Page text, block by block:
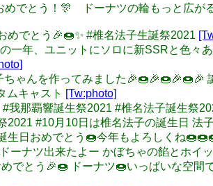
めでとう！🎊 ドーナツの輪もっと広
めでとう🎉🍩✨ #椎名法子生誕祭2021
一年、ユニットにソロに新SSRと色
ゃんを作ってみました
ムキャスト [Tw:photo]
我那覇響誕生祭2021 #椎名法子誕生祭
2021 #10月10日は椎名法子の誕生日 法
生日おめでとう🍩今年もよろしくね
ーナツ出来たよー かぼちゃの餡とホイ
でとう🎉🍩 ドーナツ🍩いっぱいな空